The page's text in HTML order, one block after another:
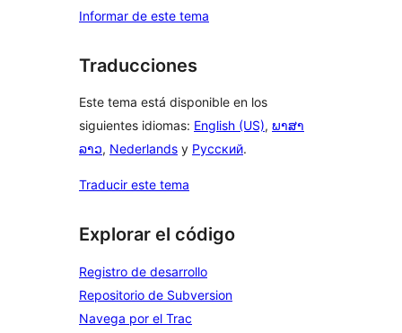
Informar de este tema
Traducciones
Este tema está disponible en los
siguientes idiomas: English (US), ພາສາ
ລາວ, Nederlands y Русский.
Traducir este tema
Explorar el código
Registro de desarrollo
Repositorio de Subversion
Navega por el Trac